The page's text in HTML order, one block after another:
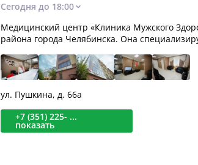
Сегодня до 18:00
Медицинский центр «Клиника Мужского
района города Челябинска. Она
ул. Пушкина, д. 66а
+7 (351) 225- ...
показать